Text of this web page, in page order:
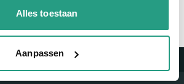
Alles toestaan
Aanpassen